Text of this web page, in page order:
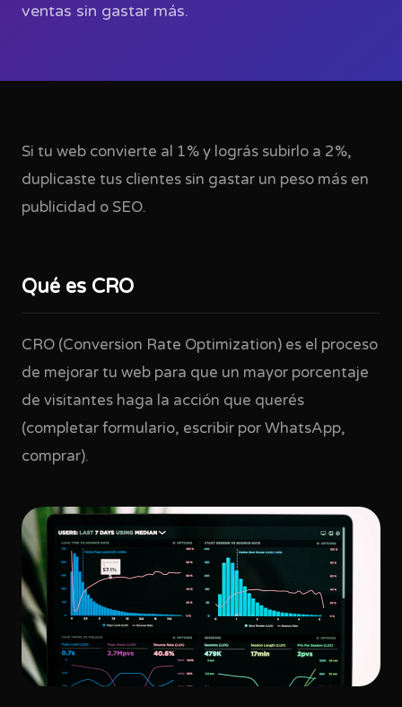
ventas sin gastar más.
Si tu web convierte al 1% y lográs subirlo a 2%,
duplicaste tus clientes sin gastar un peso más en
publicidad o SEO.
Qué es CRO
CRO (Conversion Rate Optimization) es el proceso
de mejorar tu web para que un mayor porcentaje
de visitantes haga la acción que querés
(completar formulario, escribir por WhatsApp,
comprar).